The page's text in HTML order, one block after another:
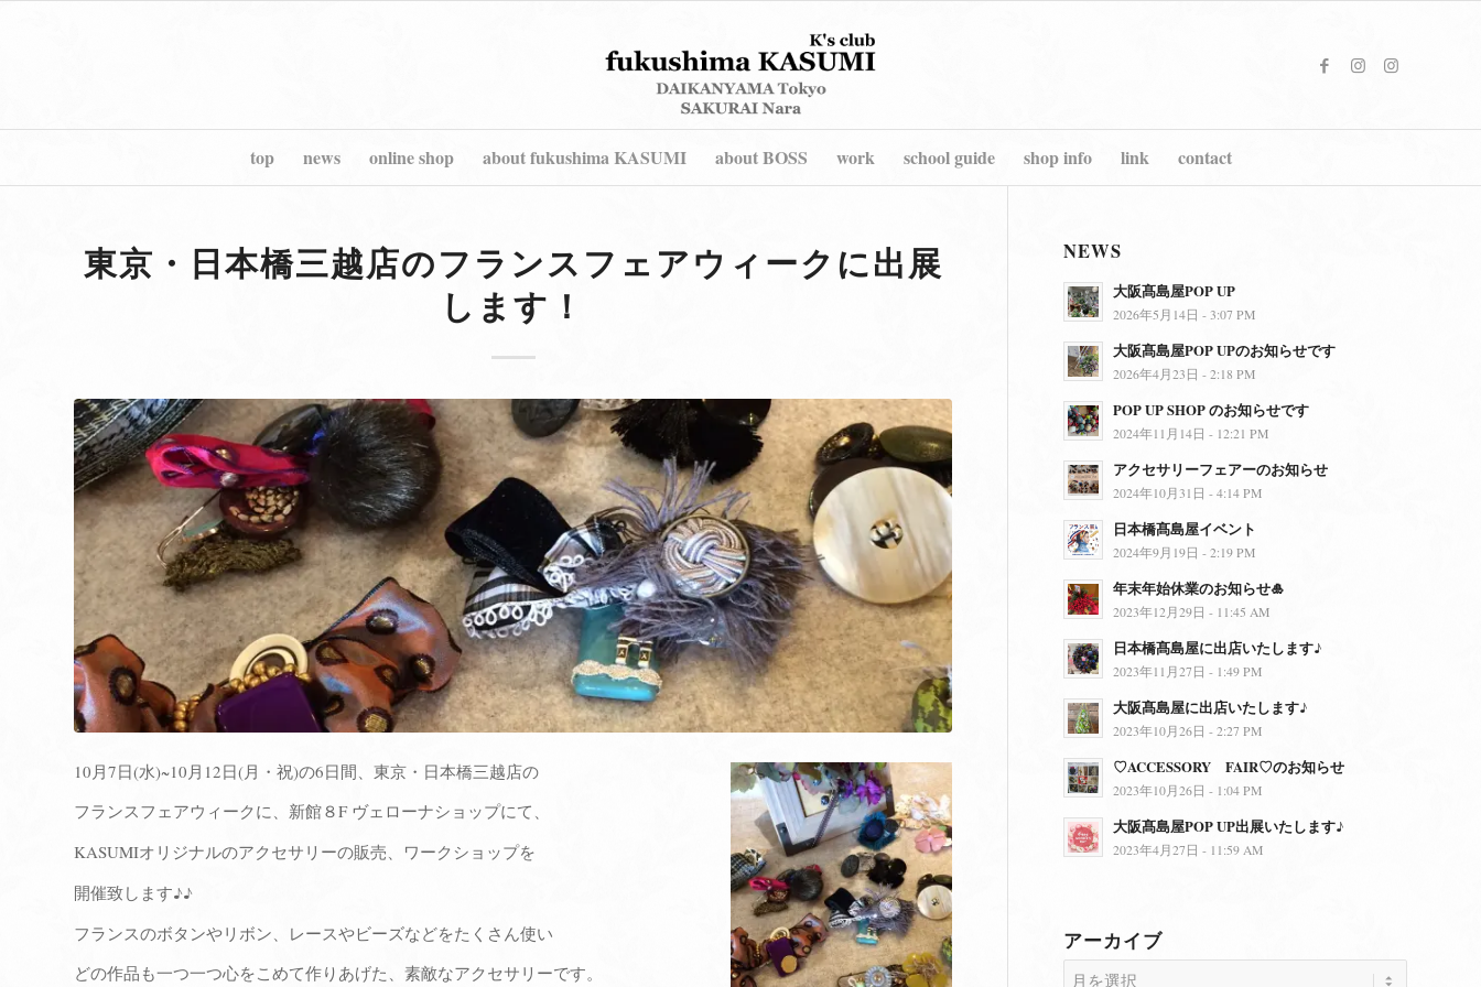
top news online shop about fukushima KASUMI about BOSS work school guide shop info link contact
東京・日本橋三越店のフランスフェアウィークに出展
します！
10月7日(水)~10月12日(月・祝)の6日間、東京・日本橋三越店の
フランスフェアウィークに、新館８F ヴェローナショップにて、
KASUMIオリジナルのアクセサリーの販売、ワークショップを
開催致します♪♪
フランスのボタンやリボン、レースやビーズなどをたくさん使い
どの作品も一つ一つ心をこめて作りあげた、素敵なアクセサリーです。
NEWS
大阪髙島屋POP UP
2026年5月14日 - 3:07 PM
大阪髙島屋POP UPのお知らせです
2026年4月23日 - 2:18 PM
POP UP SHOP のお知らせです
2024年11月14日 - 12:21 PM
アクセサリーフェアーのお知らせ
2024年10月31日 - 4:14 PM
日本橋髙島屋イベント
2024年9月19日 - 2:19 PM
年末年始休業のお知らせ🎍
2023年12月29日 - 11:45 AM
日本橋髙島屋に出店いたします♪
2023年11月27日 - 1:49 PM
大阪髙島屋に出店いたします♪
2023年10月26日 - 2:27 PM
♡ACCESSORY FAIR♡のお知らせ
2023年10月26日 - 1:04 PM
大阪髙島屋POP UP出展いたします♪
2023年4月27日 - 11:59 AM
アーカイブ